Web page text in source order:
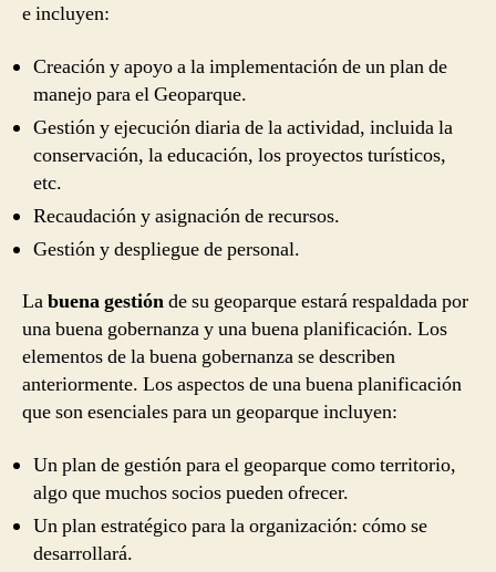
e incluyen:
Creación y apoyo a la implementación de un plan de
manejo para el Geoparque.
Gestión y ejecución diaria de la actividad, incluida la
conservación, la educación, los proyectos turísticos,
etc.
Recaudación y asignación de recursos.
Gestión y despliegue de personal.
Labuena gestiónde su geoparque estará respaldada por
una buena gobernanza y una buena planificación. Los
elementos de la buena gobernanza se describen
anteriormente. Los aspectos de una buena planificación
que son esenciales para un geoparque incluyen:
Un plan de gestión para el geoparque como territorio,
algo que muchos socios pueden ofrecer.
Un plan estratégico para la organización: cómo se
desarrollará.